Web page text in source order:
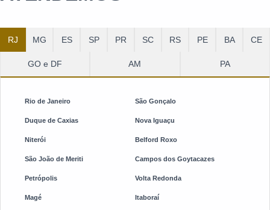
RJ MG ES SP PR SC RS PE BA CE
GO e DF AM PA
Rio de Janeiro São Gonçalo
Duque de Caxias Nova Iguaçu
Niterói Belford Roxo
São João de Meriti Campos dos Goytacazes
Petrópolis Volta Redonda
Magé Itaboraí